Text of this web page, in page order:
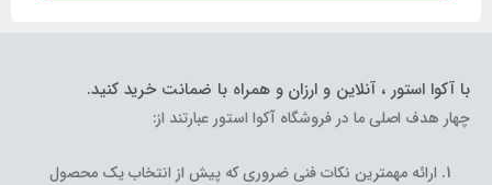
با آکوا استور ، آنلاین و ارزان و همراه با ضمانت خرید کنید.
چهار هدف اصلی ما در فروشگاه آکوا استور عبارتند از:
ارائه مهمترین نکات فنی ضروری که پیش از انتخاب یک محصول